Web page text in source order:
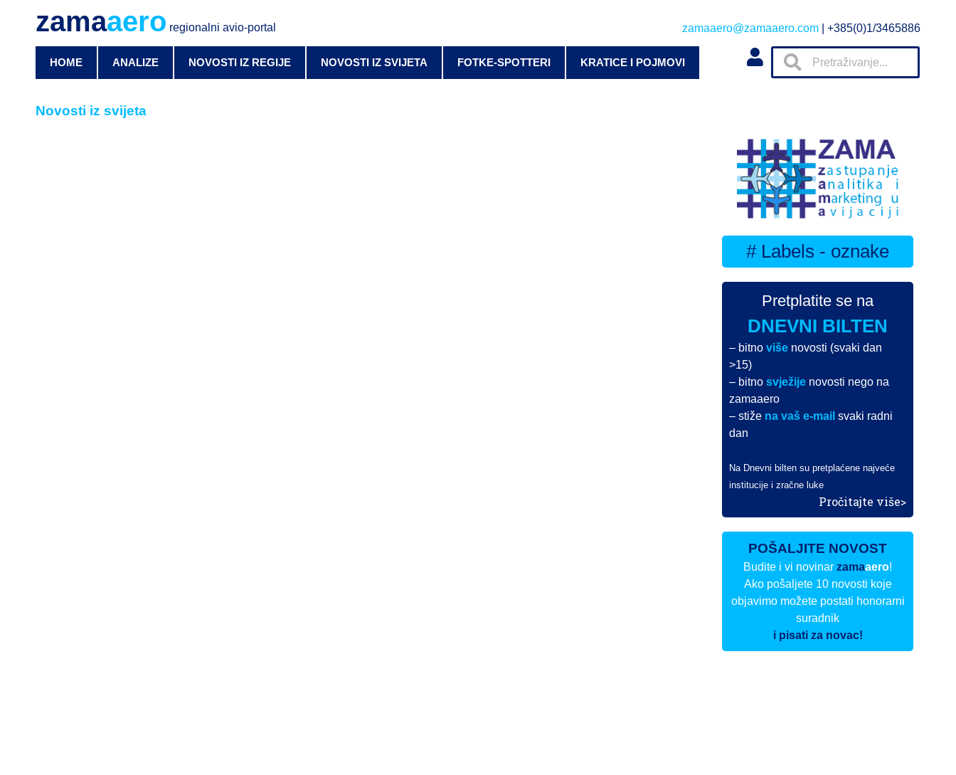
zamaaero regionalni avio-portal zamaaero@zamaaero.com | +385(0)1/3465886
HOME ANALIZE NOVOSTI IZ REGIJE NOVOSTI IZ SVIJETA FOTKE-SPOTTERI KRATICE I POJMOVI
Novosti iz svijeta
# Labels - oznake
Pretplatite se na
DNEVNI BILTEN
– bitnoviše novosti (svaki dan
>15)
– bitnosvježije novosti nego na
zamaaero
– stiže na vaš e-mail svaki radni
dan
Na Dnevni bilten su pretplaćene najveće
institucije i zračne luke
Pročitajte više>
POŠALJITE NOVOST
Budite i vi novinarzamaaero!
Ako pošaljete 10 novosti koje
objavimo možete postati honorarni
suradnik
i pisati za novac!